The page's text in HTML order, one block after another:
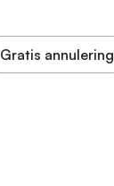
Gratis annulering